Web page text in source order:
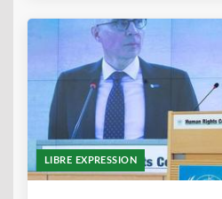
LIBRE EXPRESSION